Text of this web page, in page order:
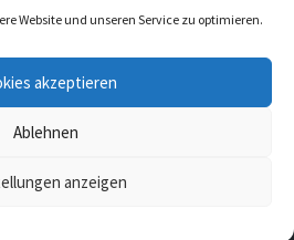
Website und unseren Service zu optimieren.
akzeptieren
Ablehnen
anzeigen
Twitter